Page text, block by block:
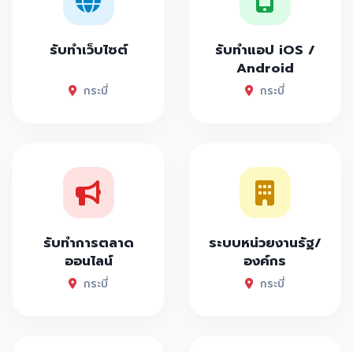
รับทำเว็บไซต์
กระบี่
รับทำแอป iOS /
Android
กระบี่
รับทำการตลาด
ออนไลน์
กระบี่
ระบบหน่วยงานรัฐ/
องค์กร
กระบี่